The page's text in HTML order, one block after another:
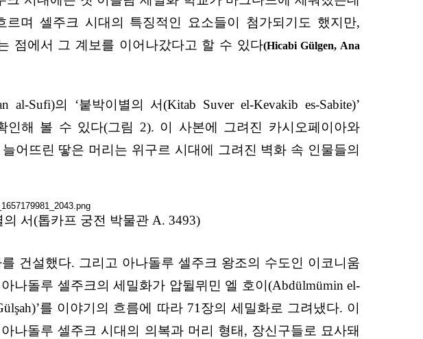
며 셀주크 시대의 특징적인 요소들이 첨가되기도 했지만,
점에서 그 계보를 이어나갔다고 할 수 있다(Hicabi Gülgen, Ana
Sufi)의 ‘붙박이별의 서(Kitab Suver el-Kevakib es-Sabite)’
해 볼 수 있다(그림 2). 이 사본에 그려진 카시오페이아와
어뜨린 땋은 머리는 위구르 시대에 그려진 벽화 속 인물들의
서(톱카프 궁전 박물관 A. 3493)
건설했다. 그리고 아나돌루 셀주크 왕조의 수도인 이코니움
나돌루 셀주크의 세밀화가 압뒬뮈민 엘 호이(Abdülmümin el-
를 이야기의 흐름에 따라 71장의 세밀화로 그려냈다. 이
나돌루 셀주크 시대의 의복과 머리 형태, 장신구들로 묘사돼